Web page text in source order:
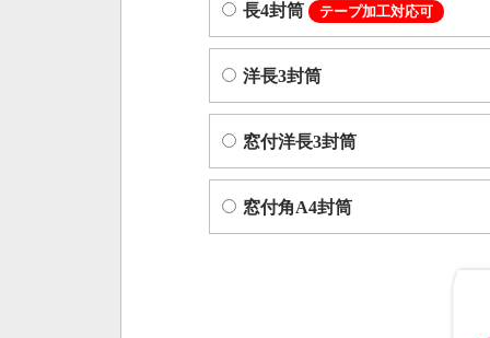
長4封筒 テープ加工対応可
洋長3封筒
窓付洋長3封筒
窓付角A4封筒